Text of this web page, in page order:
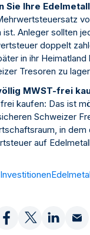
Sie Ihre
ist. Anleger sollten
doppelt
in ihr Heimatland
Tresoren zu
MWST-frei
kaufen: Das ist
Schweizer
in dem
auf
Investitionen